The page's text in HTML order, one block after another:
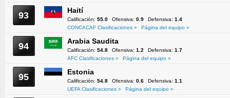
93 Haití
Calificación: 55.0 Ofensiva: 0.9 Defensiva: 1.4
CONCACAF Clasificaciones »
Página del equipo »
94 Arabia Saudita
Calificación: 54.8 Ofensiva: 1.2 Defensiva: 1.7
AFC Clasificaciones »
Página del equipo »
95 Estonia
Calificación: 54.8 Ofensiva: 0.6 Defensiva: 1.1
UEFA Clasificaciones »
Página del equipo »